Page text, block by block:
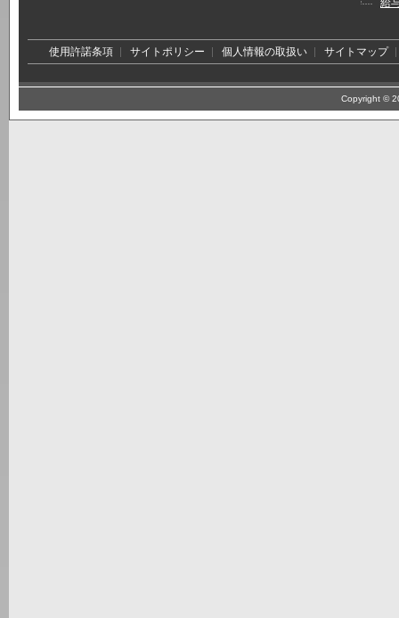
給
使用許諾条項 サイトポリシー 個人情報の取扱い サイトマップ
Copyright ©